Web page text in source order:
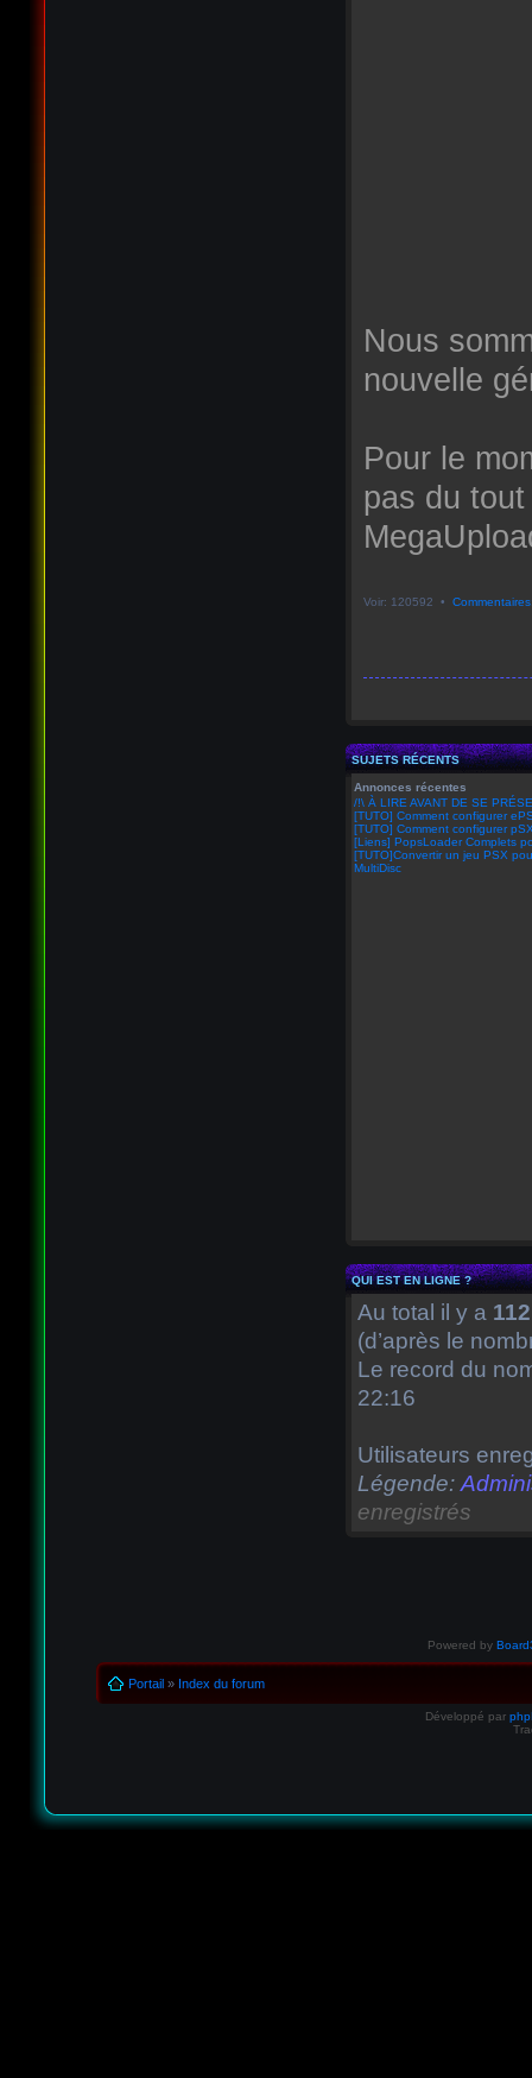
Nous
nouvelle
Pour le
pas du
Voir: 120592 •
SUJETS RÉCENTS
Annonces récentes
/!\ À LIRE AVANT DE SE
[TUTO] Comment configurer
[TUTO] Comment configurer
[Liens] PopsLoader Complets
[TUTO]Convertir un jeu PSX
MultiDisc
QUI EST EN LIGNE ?
Au total il y a 112
(d’après le
Le record du
22:16
Utilisateurs
Légende:
enregistrés
Powered by
Portail» Index du forum
Développé par